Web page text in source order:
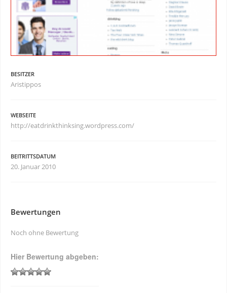
BESITZER
Aristippos
WEBSEITE
http://eatdrinkthinksing.wordpress.com/
BEITRITTSDATUM
20. Januar 2010
Bewertungen
Noch ohne Bewertung
Hier Bewertung abgeben: